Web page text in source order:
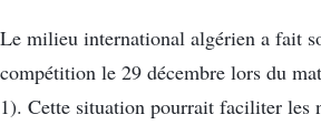
Le milieu international algérien a fait
compétition le 29 décembre lors du
1). Cette situation pourrait faciliter les